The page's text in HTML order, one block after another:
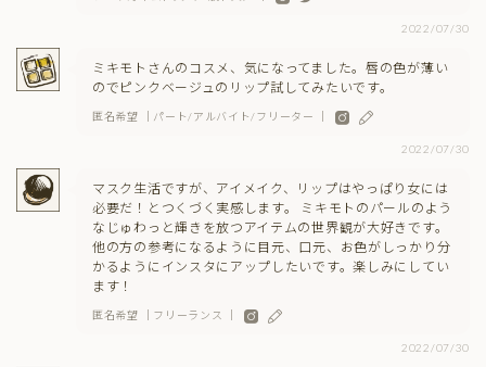
2022/07/30
ミキモトさんのコスメ、気になってました。唇の色が薄い
のでピンクベージュのリップ試してみたいです。
匿名希望 ｜パート/アルバイト/フリーター ｜
2022/07/30
マスク生活ですが、アイメイク、リップはやっぱり女には
必要だ！とつくづく実感します。 ミキモトのパールのよう
なじゅわっと輝きを放つアイテムの世界観が大好きです。
他の方の参考になるように目元、口元、お色がしっかり分
かるようにインスタにアップしたいです。楽しみにしてい
ます！
匿名希望 ｜フリーランス ｜
2022/07/30